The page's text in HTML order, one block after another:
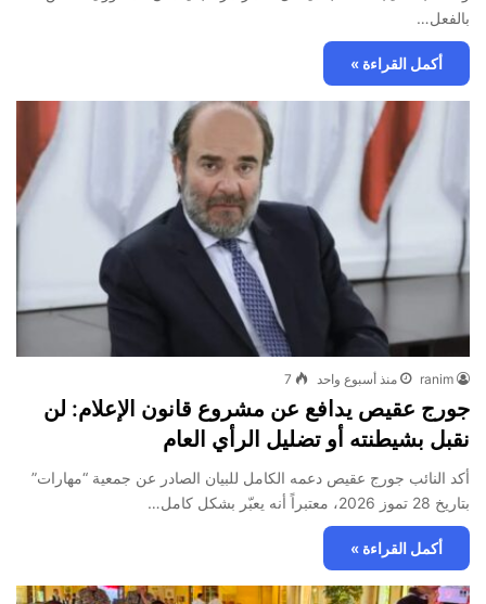
بالفعل…
أكمل القراءة »
ranim منذ أسبوع واحد 7
جورج عقيص يدافع عن مشروع قانون الإعلام: لن
نقبل بشيطنته أو تضليل الرأي العام
أكد النائب جورج عقيص دعمه الكامل للبيان الصادر عن جمعية “مهارات”
بتاريخ 28 تموز 2026، معتبراً أنه يعبّر بشكل كامل…
أكمل القراءة »